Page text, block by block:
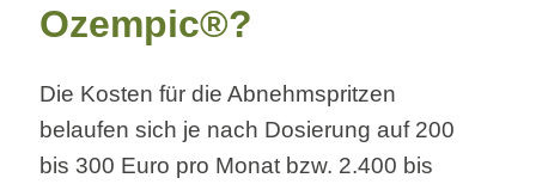
Ozempic®?
Die Kosten für die Abnehmspritzen
belaufen sich je nach Dosierung auf 200
bis 300 Euro pro Monat bzw. 2.400 bis